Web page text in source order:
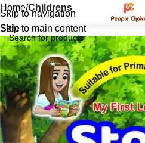
Skip to navigation
Skip to main content
Home Childrens
Sale